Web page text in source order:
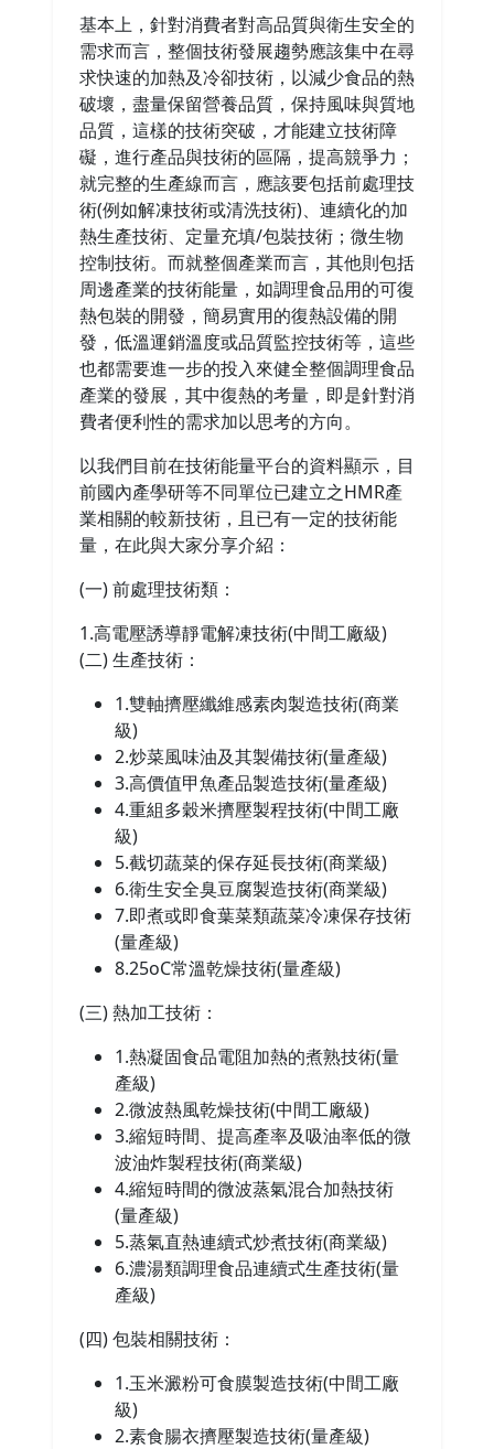
基本上，針對消費者對高品質與衛生安全的
需求而言，整個技術發展趨勢應該集中在尋
求快速的加熱及冷卻技術，以減少食品的熱
破壞，盡量保留營養品質，保持風味與質地
品質，這樣的技術突破，才能建立技術障
礙，進行產品與技術的區隔，提高競爭力；
就完整的生產線而言，應該要包括前處理技
術(例如解凍技術或清洗技術)、連續化的加
熱生產技術、定量充填/包裝技術；微生物
控制技術。而就整個產業而言，其他則包括
周邊產業的技術能量，如調理食品用的可復
熱包裝的開發，簡易實用的復熱設備的開
發，低溫運銷溫度或品質監控技術等，這些
也都需要進一步的投入來健全整個調理食品
產業的發展，其中復熱的考量，即是針對消
費者便利性的需求加以思考的方向。
以我們目前在技術能量平台的資料顯示，目
前國內產學研等不同單位已建立之HMR產
業相關的較新技術，且已有一定的技術能
量，在此與大家分享介紹：
(一) 前處理技術類：
1.高電壓誘導靜電解凍技術(中間工廠級)
(二) 生產技術：
1.雙軸擠壓纖維感素肉製造技術(商業
級)
2.炒菜風味油及其製備技術(量產級)
3.高價值甲魚產品製造技術(量產級)
4.重組多穀米擠壓製程技術(中間工廠
級)
5.截切蔬菜的保存延長技術(商業級)
6.衛生安全臭豆腐製造技術(商業級)
7.即煮或即食葉菜類蔬菜冷凍保存技術
(量產級)
8.25oC常溫乾燥技術(量產級)
(三) 熱加工技術：
1.熱凝固食品電阻加熱的煮熟技術(量
產級)
2.微波熱風乾燥技術(中間工廠級)
3.縮短時間、提高產率及吸油率低的微
波油炸製程技術(商業級)
4.縮短時間的微波蒸氣混合加熱技術
(量產級)
5.蒸氣直熱連續式炒煮技術(商業級)
6.濃湯類調理食品連續式生產技術(量
產級)
(四) 包裝相關技術：
1.玉米澱粉可食膜製造技術(中間工廠
級)
2.素食腸衣擠壓製造技術(量產級)